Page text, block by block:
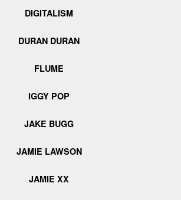
DIGITALISM
DURAN DURAN
FLUME
IGGY POP
JAKE BUGG
JAMIE LAWSON
JAMIE XX